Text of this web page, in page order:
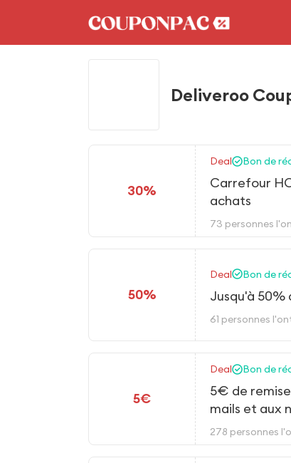
Deliveroo
30%
Deal Bon de
Carrefour
achats
73 personnes
50%
Deal Bon de
Jusqu'à 50%
61 personnes
5€
Deal Bon de
5€ de
mails et aux
278 personnes